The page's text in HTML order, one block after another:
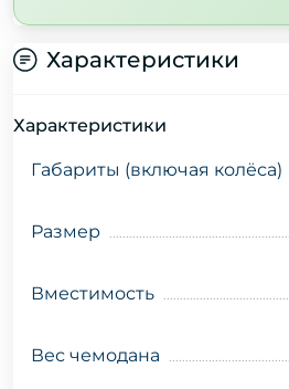
Характеристики
Характеристики
Габариты (включая колёса)
Размер
Вместимость
Вес чемодана